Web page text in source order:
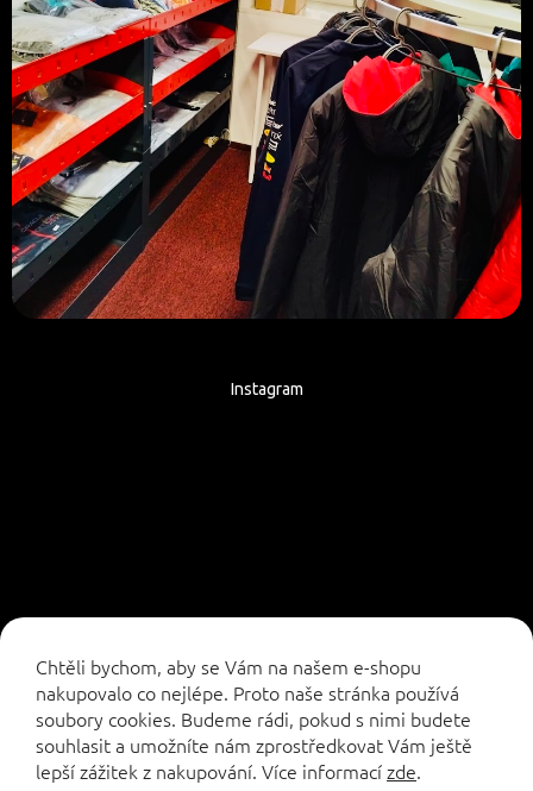
Chtěli bychom, aby se Vám na našem e-shopu
nakupovalo co nejlépe. Proto naše stránka používá
soubory cookies. Budeme rádi, pokud s nimi budete
souhlasit a umožníte nám zprostředkovat Vám ještě
lepší zážitek z nakupování. Více informacízde.
Instagram